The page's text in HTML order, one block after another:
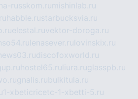
russkom.ru mishinlab.ru
habble.rustarbucksvia.ru
elestal.ruvektor-doroga.ru
lenasever.ru lovinskix.ru
discofoxworld.ru
hostel65.ru liura.ruglasspb.ru
gnalis.rubulkitula.ru
1-xbeticricetc-1-xbetti-5.ru